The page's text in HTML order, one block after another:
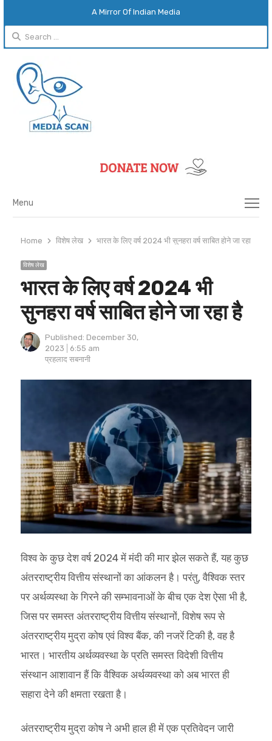
A Mirror Of Indian Media
Search
for:
Menu
Menu
Home विशेष लेख भारत के लिए वर्ष 2024 भी सुनहरा वर्ष साबित होने जा रहा है
विशेष लेख
भारत के लिए वर्ष 2024 भी
सुनहरा वर्ष साबित होने जा रहा है
Published: December 30,
2023
6:55 am
Author
प्रहलाद सबनानी
विश्व के कुछ देश वर्ष 2024 में मंदी की मार झेल सकते हैं, यह कुछ
अंतरराष्ट्रीय वित्तीय संस्थानों का आंकलन है। परंतु, वैश्विक स्तर
पर अर्थव्यस्था के गिरने की सम्भावनाओं के बीच एक देश ऐसा भी है,
जिस पर समस्त अंतरराष्ट्रीय वित्तीय संस्थानों, विशेष रूप से
अंतरराष्ट्रीय मुद्रा कोष एवं विश्व बैंक, की नजरें टिकी है, वह है
भारत। भारतीय अर्थव्यवस्था के प्रति समस्त विदेशी वित्तीय
संस्थान आशावान हैं कि वैश्विक अर्थव्यवस्था को अब भारत ही
सहारा देने की क्षमता रखता है।
अंतरराष्ट्रीय मुद्रा कोष ने अभी हाल ही में एक प्रतिवेदन जारी